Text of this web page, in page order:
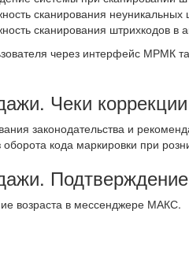
сканирования
сканирования штрихкодов в
через интерфейс МРМК
Чеки
законодательства и
кода маркировки при
возраста в мессенджере МАКС.